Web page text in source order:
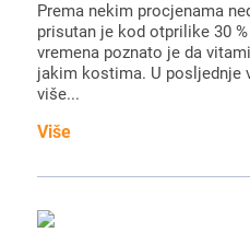
Prema nekim procjenama
prisutan je kod otprilike 30
vremena poznato je da
jakim kostima. U posljednje
više...
Više